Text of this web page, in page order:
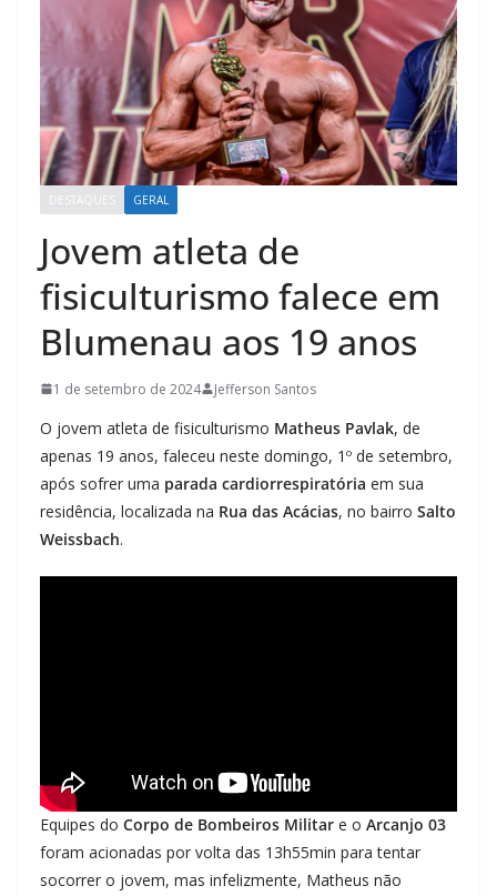
DESTAQUES GERAL
Jovem atleta de
fisiculturismo falece em
Blumenau aos 19 anos
1 de setembro de 2024 Jefferson Santos
O jovem atleta de fisiculturismo Matheus Pavlak, de
apenas 19 anos, faleceu neste domingo, 1º de setembro,
após sofrer uma parada cardiorrespiratória em sua
residência, localizada na Rua das Acácias, no bairro Salto
Weissbach.
Equipes do Corpo de Bombeiros Militar e o Arcanjo 03
foram acionadas por volta das 13h55min para tentar
socorrer o jovem, mas infelizmente, Matheus não